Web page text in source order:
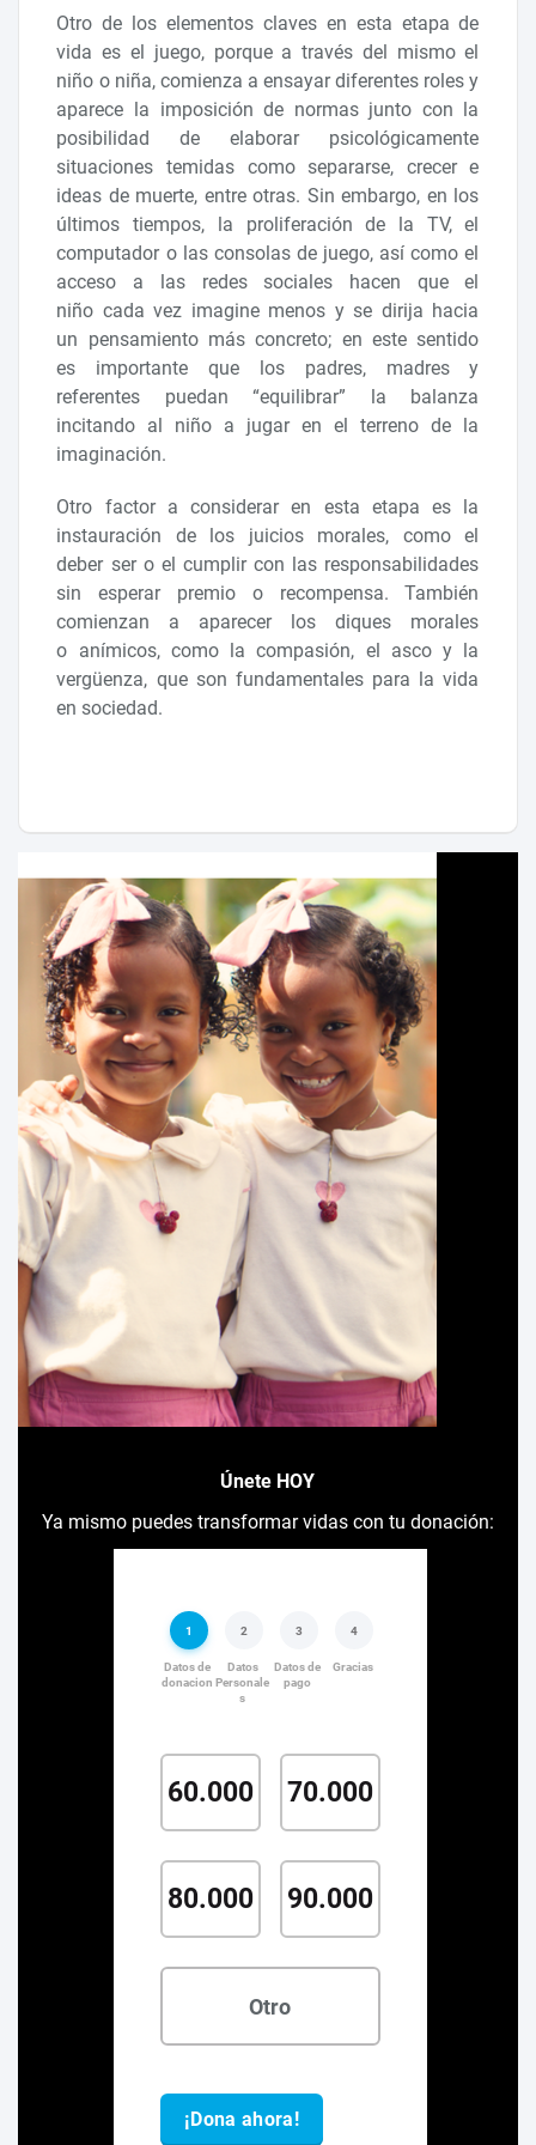
Otro de los elementos claves en esta etapa de
vida es el juego, porque a través del mismo el
niño o niña, comienza a ensayar diferentes roles y
aparece la imposición de normas junto con la
posibilidad de elaborar psicológicamente
situaciones temidas como separarse, crecer e
ideas de muerte, entre otras. Sin embargo, en los
últimos tiempos, la proliferación de la TV, el
computador o las consolas de juego, así como el
acceso a las redes sociales hacen que el
niño cada vez imagine menos y se dirija hacia
un pensamiento más concreto; en este sentido
es importante que los padres, madres y
referentes puedan “equilibrar” la balanza
incitando al niño a jugar en el terreno de la
imaginación.
Otro factor a considerar en esta etapa es la
instauración de los juicios morales, como el
deber ser o el cumplir con las responsabilidades
sin esperar premio o recompensa. También
comienzan a aparecer los diques morales
o anímicos, como la compasión, el asco y la
vergüenza, que son fundamentales para la vida
en sociedad.
Únete HOY
Ya mismo puedes transformar vidas con tu donación: